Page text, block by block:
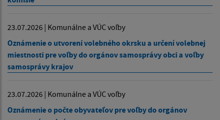
23.07.2026 | Komunálne a VÚC voľby
Oznámenie o utvorení volebného okrsku a určení volebnej
miestnosti pre voľby do orgánov samosprávy obci a voľby
samosprávy krajov
23.07.2026 | Komunálne a VÚC voľby
Oznámenie o počte obyvateľov pre voľby do orgánov